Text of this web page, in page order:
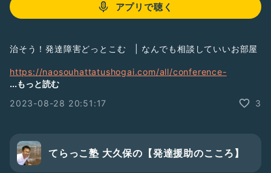
アプリで聴く
治そう！発達障害どっとこむ | なんでも相談していいお部屋
https://naosouhattatushogai.com/all/conference-
room/1168/comment-page-1/
...もっと読む
2023-08-28 20:51:17
3
てらっこ塾 大久保の【発達援助のこころ】